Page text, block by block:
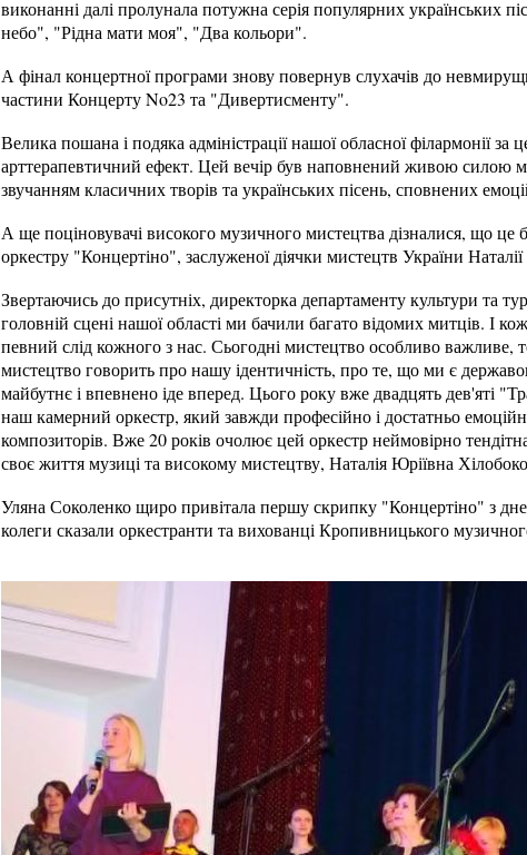
виконанні далі пролунала потужна серія популярних українських
небо", "Рідна мати моя", "Два кольори".
А фінал концертної програми знову повернув слухачів до
частини Концерту No23 та "Дивертисменту".
Велика пошана і подяка адміністрації нашої обласної філармонії
арттерапевтичний ефект. Цей вечір був наповнений живою силою
звучанням класичних творів та українських пісень, сповнених
А ще поціновувачі високого музичного мистецтва дізналися, що це
оркестру "Концертіно", заслуженої діячки мистецтв України Наталії
Звертаючись до присутніх, директорка департаменту культури та
головній сцені нашої області ми бачили багато відомих митців. І
певний слід кожного з нас. Сьогодні мистецтво особливо важливе,
мистецтво говорить про нашу ідентичність, про те, що ми є
майбутнє і впевнено іде вперед. Цього року вже двадцять дев'яті
наш камерний оркестр, який завжди професійно і достатньо
композиторів. Вже 20 років очолює цей оркестр неймовірно
своє життя музиці та високому мистецтву, Наталія Юріївна
Уляна Соколенко щиро привітала першу скрипку "Концертіно" з
колеги сказали оркестранти та вихованці Кропивницького